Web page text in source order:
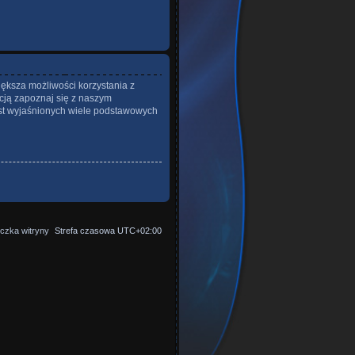
możliwości korzystania z
zapoznaj się z naszym
wyjaśnionych wiele podstawowych
Strefa czasowa UTC+02:00
witryny